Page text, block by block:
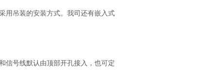
用吊装的安装方式。我司还有嵌入式
信号线默认由顶部开孔接入，也可定